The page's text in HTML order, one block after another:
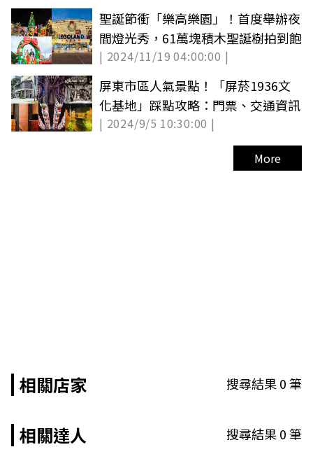
聖誕節衝「樂高樂園」！首度舉辦夜
間燈光秀，61萬塊積木聖誕樹拍到飽
| 2024/11/19 04:00:00 |
屏東市區人氣景點！「屏菸1936文
化基地」踩點攻略：門票、交通資訊
| 2024/9/5 10:30:00 |
More
相關店家 搜尋結果0筆
相關達人 搜尋結果0筆